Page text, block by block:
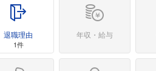
退職理由
1件
年収・給与